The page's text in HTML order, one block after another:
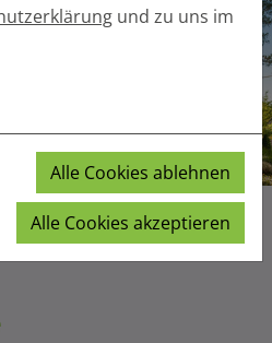
und zu uns im
Alle Cookies ablehnen
Alle Cookies akzeptieren